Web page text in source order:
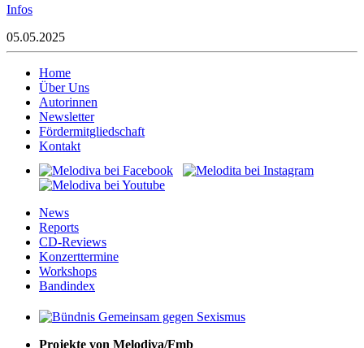
Infos
05.05.2025
Home
Über Uns
Autorinnen
Newsletter
Fördermitgliedschaft
Kontakt
News
Reports
CD-Reviews
Konzerttermine
Workshops
Bandindex
Projekte von Melodiva/Fmb